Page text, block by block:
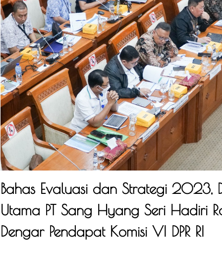
Bahas Evaluasi dan Strategi 2023,
Utama PT Sang Hyang Seri Hadiri
Dengar Pendapat Komisi VI DPR RI